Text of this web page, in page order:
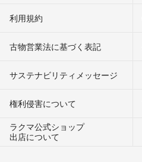
利用規約
古物営業法に基づく表記
サステナビリティメッセージ
権利侵害について
ラクマ公式ショップ
出店について